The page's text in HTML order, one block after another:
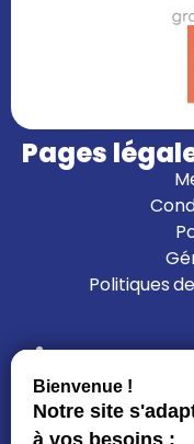
Pages
Politiques
Liens